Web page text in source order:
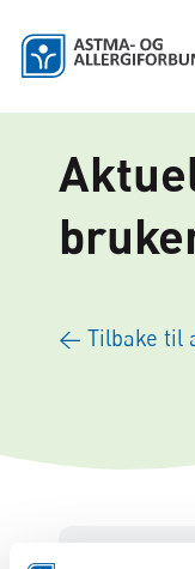
← Tilbake til